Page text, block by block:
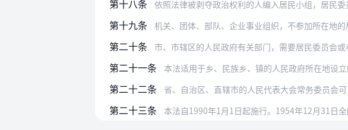
第十八条 依照法律被剥夺政治权利的人编入居民小组，居民委
第十九条 机关、团体、部队、企业事业组织，不参加所在地的居民委员会
第二十条 市、市辖区的人民政府有关部门，需要居民委员会或者它的下属
第二十一条 本法适用于乡、民族乡、镇的人民政府所在地设立
第二十二条 省、自治区、直辖市的人民代表大会常务委员会可
第二十三条 本法自1990年1月1日起施行。1954年12月31日